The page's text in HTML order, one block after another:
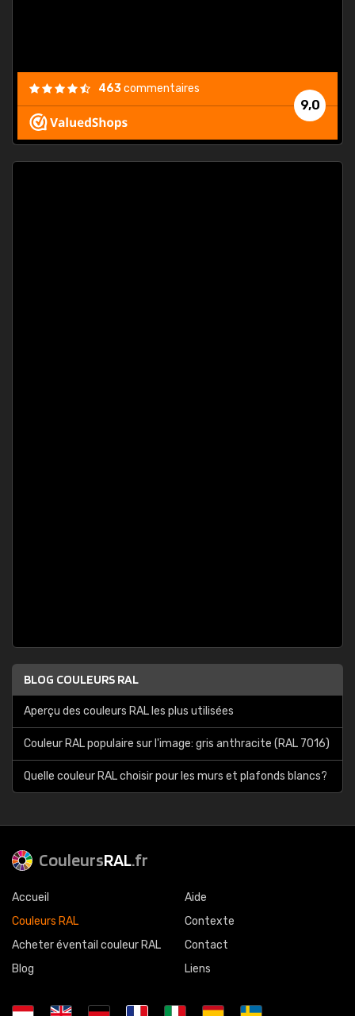
9,0
463commentaires
BLOG COULEURS RAL
Aperçu des couleurs RAL les plus utilisées
Couleur RAL populaire sur l'image: gris anthracite (RAL 7016)
Quelle couleur RAL choisir pour les murs et plafonds blancs?
CouleursRAL.fr
Accueil
Couleurs RAL
Acheter éventail couleur RAL
Blog
Aide
Contexte
Contact
Liens